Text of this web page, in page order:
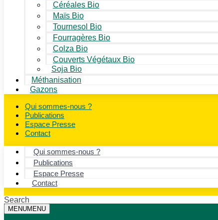
Céréales Bio
Maïs Bio
Tournesol Bio
Fourragères Bio
Colza Bio
Couverts Végétaux Bio
Soja Bio
Méthanisation
Gazons
Qui sommes-nous ?
Publications
Espace Presse
Contact
Qui sommes-nous ?
Publications
Espace Presse
Contact
Search
MENUMENU